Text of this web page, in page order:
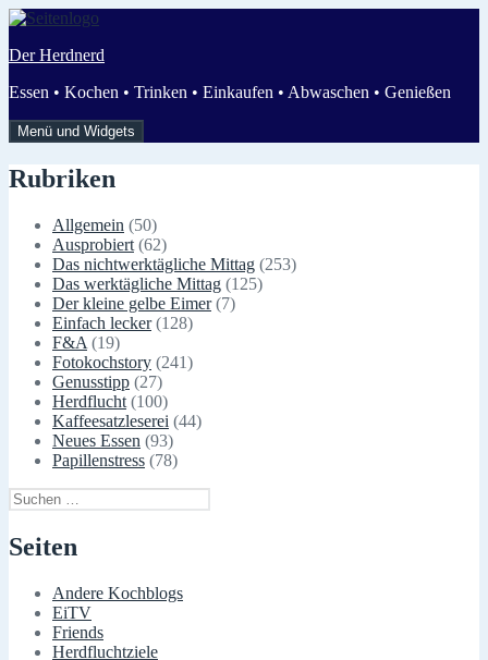
Zum
springen
Der Herdnerd
Essen • Kochen • Trinken • Einkaufen • Abwaschen • Genießen
Menü und Widgets
Rubriken
Allgemein (50)
Ausprobiert (62)
Das nichtwerktägliche Mittag (253)
Das werktägliche Mittag (125)
Der kleine gelbe Eimer(7)
Einfach lecker(128)
F&A (19)
Fotokochstory (241)
Genusstipp (27)
Herdflucht (100)
Kaffeesatzleserei (44)
Neues Essen (93)
Papillenstress (78)
Suchen
nach:
Seiten
Andere Kochblogs
EiTV
Friends
Herdfluchtziele